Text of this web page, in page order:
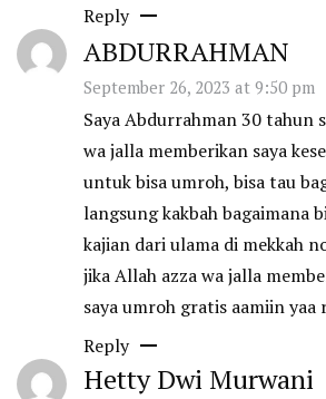
Reply
ABDURRAHMAN
September 26, 2023 at 9:50 pm
Saya Abdurrahman 30 tahun
wa jalla memberikan saya
untuk bisa umroh, bisa tau
langsung kakbah bagaimana
kajian dari ulama di mekkah
jika Allah azza wa jalla
saya umroh gratis aamiin yaa
Reply
Hetty Dwi Murwani